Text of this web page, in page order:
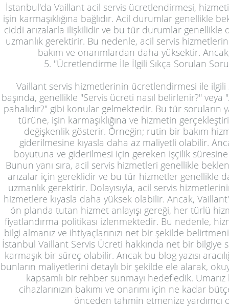
İstanbul'da Vaillant acil servis ücretlendirmesi,
işin karmaşıklığına bağlıdır. Acil durumlar genellikle
ciddi arızalarla ilişkilidir ve bu tür durumlar genellikle
uzmanlık gerektirir. Bu nedenle, acil servis
bakım ve onarımlardan daha yüksektir.
5. "Ücretlendirme İle İlgili Sıkça Sorulan
Vaillant servis hizmetlerinin ücretlendirmesi ile ilgili
başında, genellikle "Servis ücreti nasıl belirlenir?" veya
pahalıdır?" gibi konular gelmektedir. Bu tür soruların
türüne, işin karmaşıklığına ve hizmetin
değişkenlik gösterir. Örneğin; rutin bir bakım
giderilmesine kıyasla daha az maliyetli olabilir.
boyutuna ve giderilmesi için gereken işçilik
Bunun yanı sıra, acil servis hizmetleri genellikle
arızalar için gereklidir ve bu tür hizmetler genellikle
uzmanlık gerektirir. Dolayısıyla, acil servis
hizmetlere kıyasla daha yüksek olabilir. Ancak,
ön planda tutan hizmet anlayışı gereği, her türlü
fiyatlandırma politikası izlenmektedir. Bu nedenle,
bilgi almanız ve ihtiyaçlarınızı net bir şekilde
İstanbul Vaillant Servis Ücreti hakkında net bir bilgiye
karmaşık bir süreç olabilir. Ancak bu blog yazısı
bunların maliyetlerini detaylı bir şekilde ele alarak,
kapsamlı bir rehber sunmayı hedefledik.
cihazlarınızın bakımı ve onarımı için ne kadar
önceden tahmin etmenize yardımcı